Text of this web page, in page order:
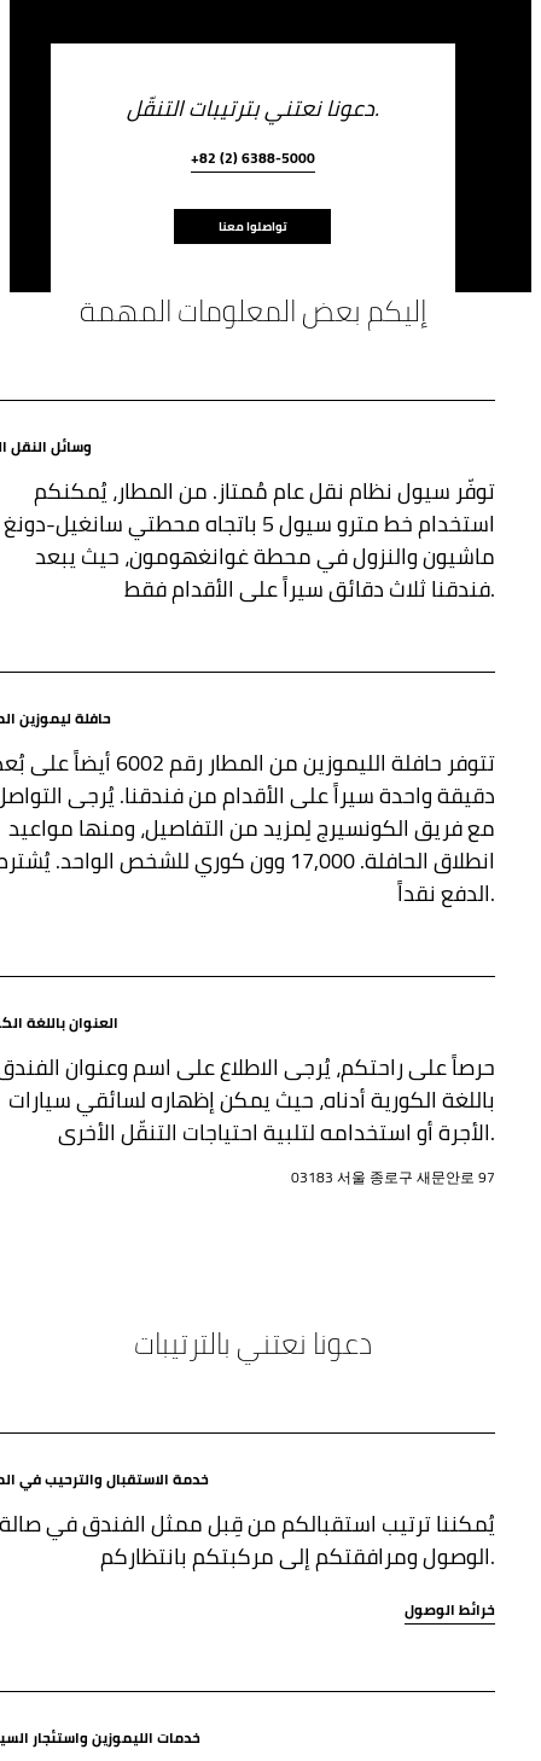
دعونا نعتني بترتيبات التنقّل.
+82 (2) 6388-5000
تواصلوا معنا
إليكم بعض المعلومات المهمة
وسائل النقل
توفّر سيول نظام نقل عام مُمتاز. من المطار، يُمكنكم
استخدام خط مترو سيول 5 باتجاه محطتي سانغيل-
ماشيون والنزول في محطة غوانغهومون، حيث يبعد
فندقنا ثلاث دقائق سيراً على الأقدام فقط.
حافلة ليموزين
تتوفر حافلة الليموزين من المطار رقم 6002 أيضاً
دقيقة واحدة سيراً على الأقدام من فندقنا. يُرجى
مع فريق الكونسيرج لِمزيد من التفاصيل، ومنها مواعيد
انطلاق الحافلة. 17,000 وون كوري للشخص الواحد.
الدفع نقداً.
العنوان باللغة
حرصاً على راحتكم، يُرجى الاطلاع على اسم وعنوان
باللغة الكورية أدناه، حيث يمكن إظهاره لسائقي سيارات
الأجرة أو استخدامه لتلبية احتياجات التنقّل الأخرى.
03183 서울 종로구 새문안로 97
دعونا نعتني بالترتيبات
خدمة الاستقبال والترحيب في
يُمكننا ترتيب استقبالكم من قِبل ممثل الفندق في صالة
الوصول ومرافقتكم إلى مركبتكم بانتظاركم.
خرائط الوصول
خدمات الليموزين واستئجار